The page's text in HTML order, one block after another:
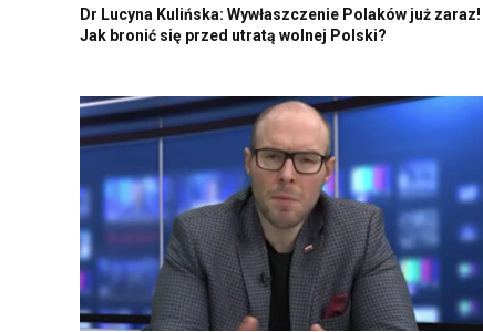
Marcin Rola: Szokujące słowa słynnego polskiego
polityka! Politycy wraz z rodzinami gotowi do ewakuacji
z Polski?!